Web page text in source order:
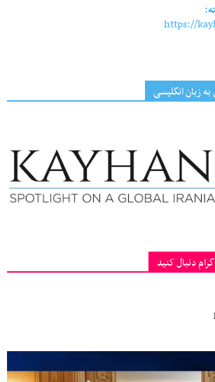
https://
زبان انگلیسی
دنبال کنید